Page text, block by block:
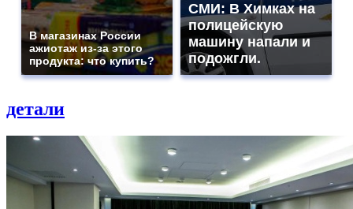
В магазинах России
ажиотаж из-за этого
продукта: что купить?
СМИ: В Химках на
полицейскую
машину напали и
подожгли.
детали